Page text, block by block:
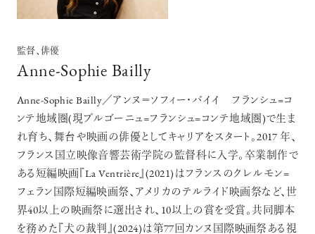
監督、俳優
Anne-Sophie Bailly
Anne-Sophie Bailly／アンヌ＝ソフィー・バイイ フランシュ=コ
ンテ地域圏(現ブルゴーニュ=フランシュ=コンテ地域圏)で生ま
れ育ち、舞台や映画の俳優としてキャリアをスタート。2017 年、
フランス国立映像音響芸術学院の監督科に入学。卒業制作で
ある短編映画『La Ventrière』(2021)はフランスのクレルモン=
フェラン国際短編映画祭、アメリカのテルライド映画祭など、世
界40以上の映画祭に選出され、10以上の賞を受賞。共同脚本
を務めた『犬の裁判』(2024)は第77回カンヌ国際映画祭ある視